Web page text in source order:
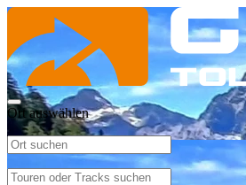
Ort auswählen